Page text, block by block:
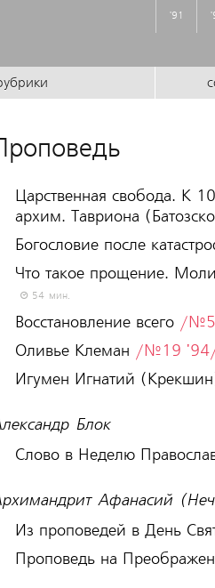
'91
Царственная свобода. К
архим. Тавриона
Богословие после
Что такое прощение.
54 мин.
Восстановление всего /
Оливье Клеман /№19
Игумен Игнатий
Блок
Слово в Неделю
Афанасий
Из проповедей в День
Проповедь на